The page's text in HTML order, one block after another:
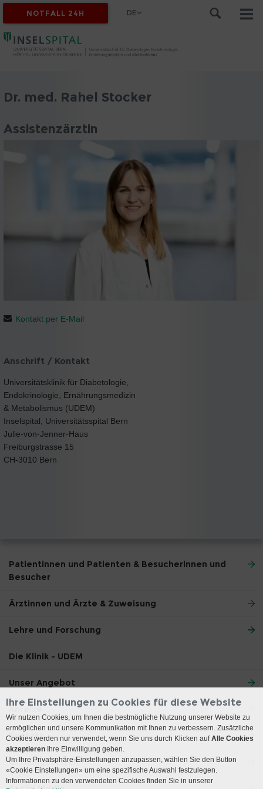
NOTFALL 24H DE
Dr. med. Rahel Stocker
Assistenzärztin
Kontakt per E-Mail
Anschrift / Kontakt
Universitätsklinik für Diabetologie,
Endokrinologie, Ernährungsmedizin
& Metabolismus (UDEM)
Inselspital, Universitätsspital Bern
Julie-von-Jenner-Haus
Freiburgstrasse 15
CH-3010 Bern
Patientinnen und Patienten & Besucherinnen und
Besucher
Ärztinnen und Ärzte & Zuweisung
Lehre und Forschung
Die Klinik - UDEM
Unser Angebot
Anreise
Kontakt
Öffnungszeiten
Ihre Einstellungen zu Cookies für diese Website
Wir nutzen Cookies, um Ihnen die bestmögliche Nutzung unserer Website zu
ermöglichen und unsere Kommunikation mit Ihnen zu verbessern. Zusätzliche
Cookies werden nur verwendet, wenn Sie uns durch Klicken aufAlle Cookies
akzeptieren Ihre Einwilligung geben.
Um Ihre Privatsphäre-Einstellungen anzupassen, wählen Sie den Button
«Cookie Einstellungen» um eine spezifische Auswahl festzulegen.
Informationen zu den verwendeten Cookies finden Sie in unserer